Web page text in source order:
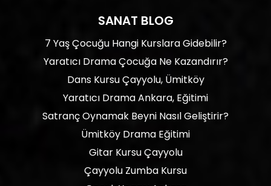
SANAT BLOG
7 Yaş Çocuğu Hangi Kurslara Gidebilir?
Yaratıcı Drama Çocuğa Ne Kazandırır?
Dans Kursu Çayyolu, Ümitköy
Yaratıcı Drama Ankara, Eğitimi
Satranç Oynamak Beyni Nasıl Geliştirir?
Ümitköy Drama Eğitimi
Gitar Kursu Çayyolu
Çayyolu Zumba Kursu